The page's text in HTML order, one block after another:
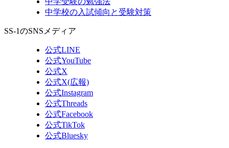
中学校の入試傾向と受験対策
SS-1のSNSメディア
公式LINE
公式YouTube
公式X
公式X(広報)
公式Instagram
公式Threads
公式Facebook
公式TikTok
公式Bluesky